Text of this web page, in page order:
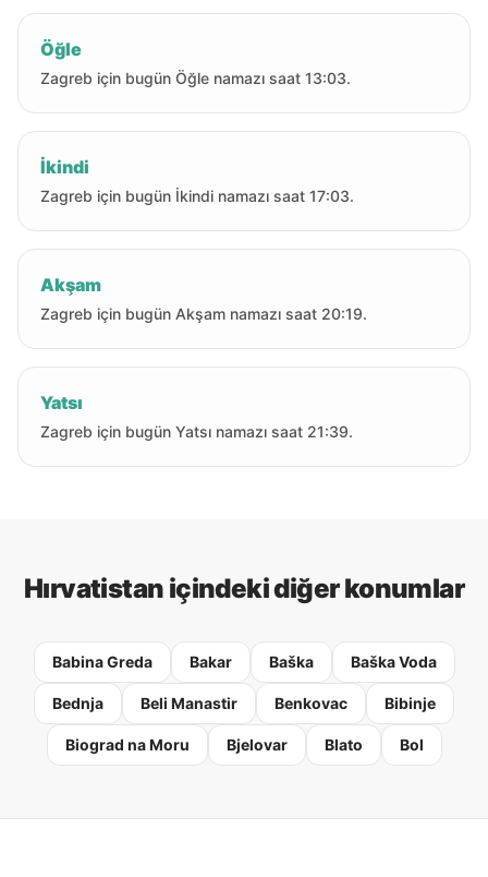
Öğle
Zagreb için bugün Öğle namazı saat 13:03.
İkindi
Zagreb için bugün İkindi namazı saat 17:03.
Akşam
Zagreb için bugün Akşam namazı saat 20:19.
Yatsı
Zagreb için bugün Yatsı namazı saat 21:39.
Hırvatistan içindeki diğer konumlar
Babina Greda Bakar Baška Baška Voda
Bednja Beli Manastir Benkovac Bibinje
Biograd na Moru Bjelovar Blato Bol